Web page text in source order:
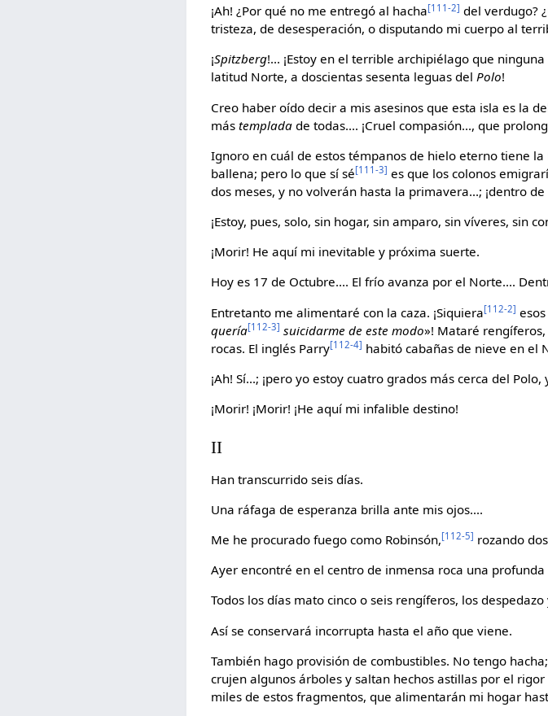
¡Ah! ¿Por qué no me entregó al hacha[111-2] del verdugo?
tristeza, de desesperación, o disputando mi cuerpo al
¡Spitzberg!... ¡Estoy en el terrible archipiélago que
latitud Norte, a doscientas sesenta leguas delPolo!
Creo haber oído decir a mis asesinos que esta isla es la
mástemplada de todas.... ¡Cruel compasión..., que
Ignoro en cuál de estos témpanos de hielo eterno tiene
ballena; pero lo que sí sé[111-3] es que los colonos
dos meses, y no volverán hasta la primavera...; ¡dentro
¡Estoy, pues, solo, sin hogar, sin amparo, sin víveres, sin
¡Morir! He aquí mi inevitable y próxima suerte.
Hoy es 17 de Octubre.... El frío avanza por el Norte....
Entretanto me alimentaré con la caza. ¡Siquiera[112-2]
quería[112-3] suicidarme de este modo»! Mataré
rocas. El inglés Parry[112-4] habitó cabañas de nieve en el
¡Ah! Sí...; ¡pero yo estoy cuatro grados más cerca del
¡Morir! ¡Morir! ¡He aquí mi infalible destino!
II
Han transcurrido seis días.
Una ráfaga de esperanza brilla ante mis ojos....
Me he procurado fuego como Robinsón,[112-5] rozando
Ayer encontré en el centro de inmensa roca una
Todos los días mato cinco o seis rengíferos, los
Así se conservará incorrupta hasta el año que viene.
También hago provisión de combustibles. No tengo
crujen algunos árboles y saltan hechos astillas por el
miles de estos fragmentos, que alimentarán mi hogar